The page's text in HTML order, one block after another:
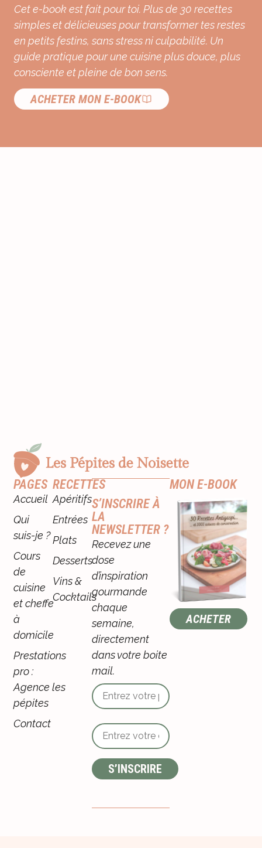
Cet e-book est fait pour toi. Plus de 30 recettes
simples et délicieuses pour transformer tes restes
en petits festins, sans stress ni culpabilité. Un
guide pratique pour une cuisine plus douce, plus
consciente et pleine de bon sens.
ACHETER MON E-BOOK
PAGES
Accueil
Qui
suis-je ?
Cours
de
cuisine
et cheffe
à
domicile
Prestations
pro :
Agence les
pépites
Contact
RECETTES
Apéritifs
Entrées
Plats
Desserts
Vins &
Cocktails
S’INSCRIRE À
LA
NEWSLETTER ?
Recevez une
dose
d’inspiration
gourmande
chaque
semaine,
directement
dans votre boite
mail.
MON E-BOOK
ACHETER